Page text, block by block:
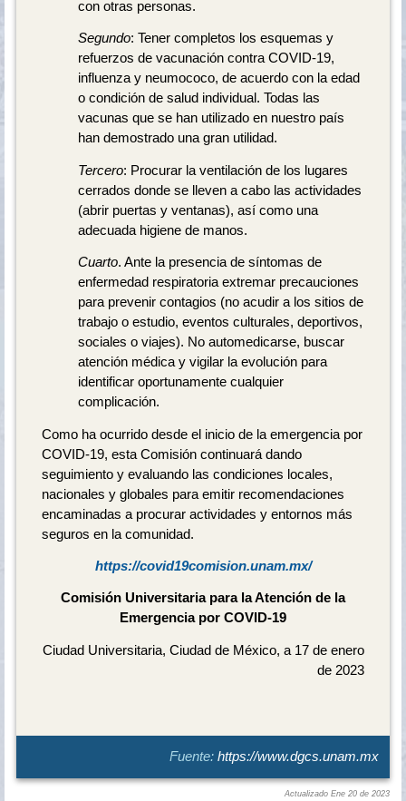
con otras personas.
Segundo: Tener completos los esquemas y
refuerzos de vacunación contra COVID-19,
influenza y neumococo, de acuerdo con la edad
o condición de salud individual. Todas las
vacunas que se han utilizado en nuestro país
han demostrado una gran utilidad.
Tercero: Procurar la ventilación de los lugares
cerrados donde se lleven a cabo las actividades
(abrir puertas y ventanas), así como una
adecuada higiene de manos.
Cuarto. Ante la presencia de síntomas de
enfermedad respiratoria extremar precauciones
para prevenir contagios (no acudir a los sitios de
trabajo o estudio, eventos culturales, deportivos,
sociales o viajes). No automedicarse, buscar
atención médica y vigilar la evolución para
identificar oportunamente cualquier
complicación.
Como ha ocurrido desde el inicio de la emergencia por
COVID-19, esta Comisión continuará dando
seguimiento y evaluando las condiciones locales,
nacionales y globales para emitir recomendaciones
encaminadas a procurar actividades y entornos más
seguros en la comunidad.
https://covid19comision.unam.mx/
Comisión Universitaria para la Atención de la
Emergencia por COVID-19
Ciudad Universitaria, Ciudad de México, a 17 de enero
de 2023
Fuente: https://www.dgcs.unam.mx
Actualizado Ene 20 de 2023